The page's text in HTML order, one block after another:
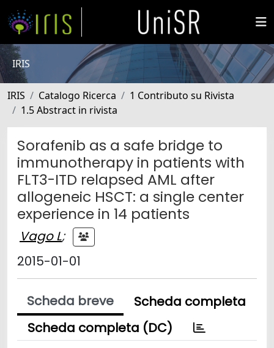
IRIS
IRIS Catalogo Ricerca
1 Contributo su Rivista
1.5 Abstract in rivista
Sorafenib as a safe bridge to
immunotherapy in patients with
FLT3-ITD relapsed AML after
allogeneic HSCT: a single center
experience in 14 patients
Vago L;
2015-01-01
Scheda breve
Scheda completa
Scheda completa (DC)